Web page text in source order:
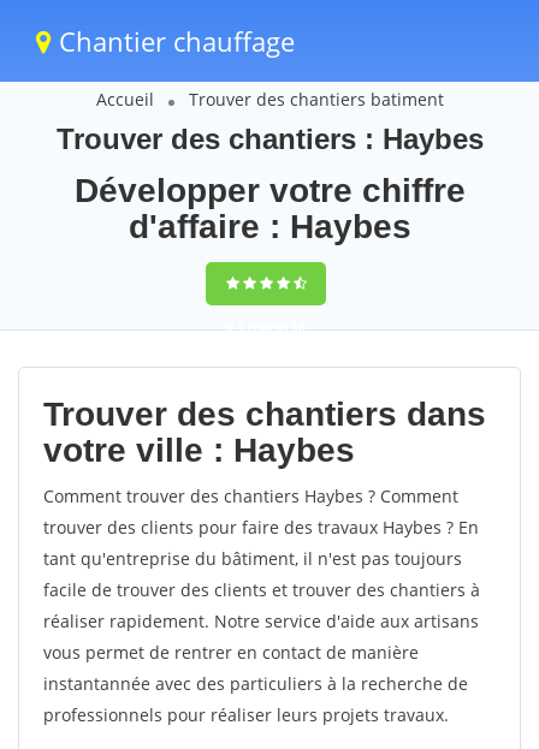
Chantier chauffage
Accueil Trouver des chantiers batiment
Trouver des chantiers : Haybes
Développer votre chiffre
d'affaire : Haybes
9,5(100%)58
votes
Trouver des chantiers dans
votre ville : Haybes
Comment trouver des chantiers Haybes ? Comment
trouver des clients pour faire des travaux Haybes ? En
tant qu'entreprise du bâtiment, il n'est pas toujours
facile de trouver des clients et trouver des chantiers à
réaliser rapidement. Notre service d'aide aux artisans
vous permet de rentrer en contact de manière
instantannée avec des particuliers à la recherche de
professionnels pour réaliser leurs projets travaux.